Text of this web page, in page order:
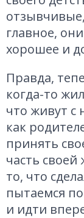
главное,
хорошее и
Правда,
когда-то
что живут с
как
принять
часть
то, что
пытаемся
и идти